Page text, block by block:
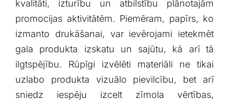
kvalitāti, izturību un atbilstību plānotajām
promocijas ⁤aktivitātēm. Piemēram, papīrs, ko
izmanto drukāšanai, var‌ ievērojami ietekmēt
gala produkta izskatu un sajūtu, kā arī tā
ilgtspējību. Rūpīgi izvēlēti ⁣materiāli ne tikai
uzlabo produkta ‌vizuālo pievilcību, bet arī
sniedz iespēju izcelt zīmola vērtības,